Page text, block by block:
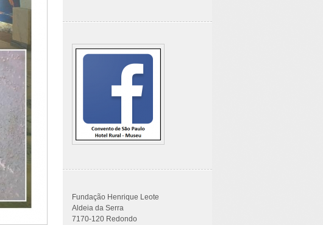
Fundação Henrique Leote
Aldeia da Serra
7170-120 Redondo